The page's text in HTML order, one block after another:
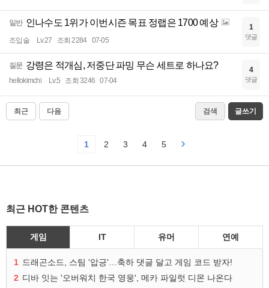
일반 인나수도 1위가 이번시즌 목표 정랩은 1700 예상
조입술 Lv.27 조회 2284 07-05
1
댓글
질문 강령은 적개심, 저중단 파밍 무슨 세트로 하나요?
hellokimchi Lv.5 조회 3246 07-04
4
댓글
최근 다음 검색 글쓰기
1 2 3 4 5
최근 HOT한 콘텐츠
게임 IT 유머 연예
1 드래곤소드, 스팀 '압긍'…축하 댓글 달고 게임 코드 받자!
2 디바 잇는 '오버워치 한국 영웅', 메카 파일럿 디몬 나온다